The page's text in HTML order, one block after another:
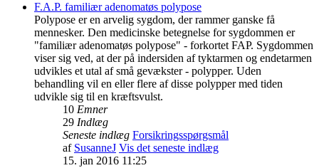
F.A.P. familiær adenomatøs polypose
Polypose er en arvelig sygdom, der rammer ganske få
mennesker. Den medicinske betegnelse for sygdommen er
"familiær adenomatøs polypose" - forkortet FAP. Sygdommen
viser sig ved, at der på indersiden af tyktarmen og endetarmen
udvikles et utal af små gevækster - polypper. Uden
behandling vil en eller flere af disse polypper med tiden
udvikle sig til en kræftsvulst.
10 Emner
29 Indlæg
Seneste indlæg Forsikringsspørgsmål
af SusanneJ Vis det seneste indlæg
15. jan 2016 11:25